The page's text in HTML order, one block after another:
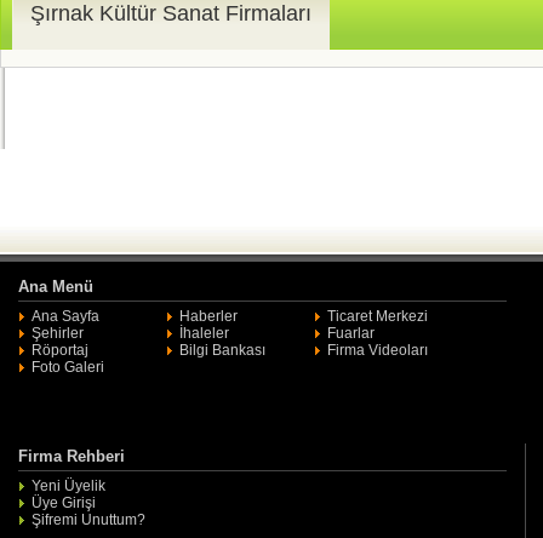
Şırnak Kültür Sanat Firmaları
Ana Menü
Ana Sayfa Haberler
Ticaret Merkezi
Şehirler
İhaleler
Fuarlar
Röportaj
Bilgi Bankası
Firma Videoları
Foto Galeri
Firma Rehberi
Yeni Üyelik
Üye Girişi
Şifremi Unuttum?